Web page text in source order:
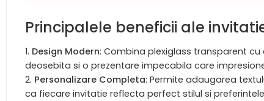
Principalele beneficii ale
Design Modern: Combina plexiglass transparent
deosebita si o prezentare impecabila care
Personalizare Completa: Permite adaugarea
ca fiecare invitatie reflecta perfect stilul si